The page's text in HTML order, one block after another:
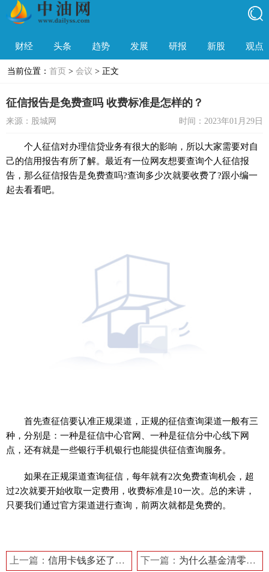
财经 头条 趋势 发展 研报 新股 观点
当前位置： 首页 > 会议 > 正文
征信报告是免费查吗 收费标准是怎样的？
来源：股城网 时间：2023年01月29日
个人征信对办理信贷业务有很大的影响，所以大家需要对自
己的信用报告有所了解。最近有一位网友想要查询个人征信报
告，那么征信报告是免费查吗?查询多少次就要收费了?跟小编一
起去看看吧。
首先查征信要认准正规渠道，正规的征信查询渠道一般有三
种，分别是：一种是征信中心官网、一种是征信分中心线下网
点，还有就是一些银行手机银行也能提供征信查询服务。
如果在正规渠道查询征信，每年就有2次免费查询机会，超
过2次就要开始收取一定费用，收费标准是10一次。总的来讲，
只要我们通过官方渠道进行查询，前两次就都是免费的。
上一篇： 信用卡钱多还了怎么办 解决方案有哪些？ 下一篇： 为什么基金清零但是还没到账 到账时间一般需要多久？